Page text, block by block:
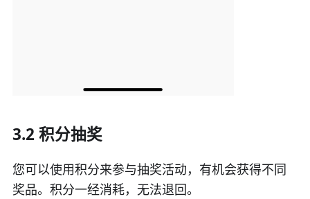
3.2 积分抽奖
您可以使用积分来参与抽奖活动，有机会获得不同
奖品。积分一经消耗，无法退回。